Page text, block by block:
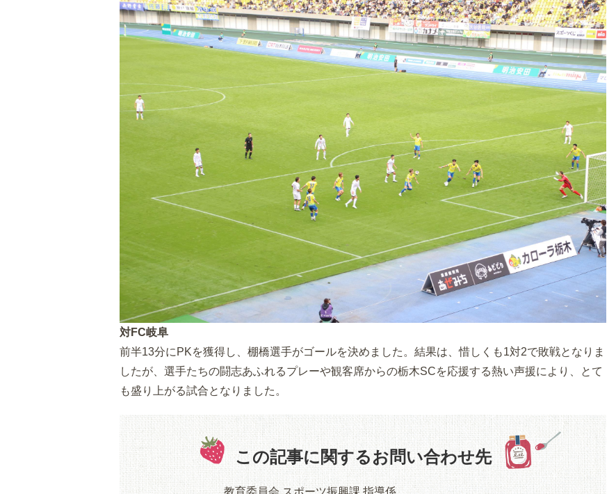
対FC岐阜
前半13分にPKを獲得し、棚橋選手がゴールを決めました。結果は、惜しくも1対2で敗戦となりま
したが、選手たちの闘志あふれるプレーや観客席からの栃木SCを応援する熱い声援により、とて
も盛り上がる試合となりました。
この記事に関するお問い合わせ先
教育委員会 スポーツ振興課 指導係